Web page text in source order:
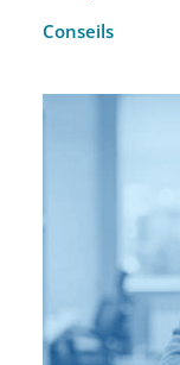
Conseils